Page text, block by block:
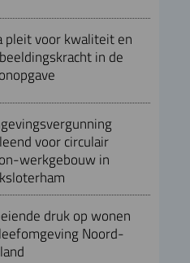
pleit voor kwaliteit en
in de
voor circulair
werkgebouw in
druk op wonen
Noord-